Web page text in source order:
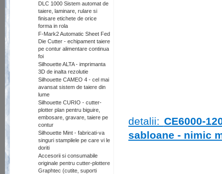
DLC 1000 Sistem automat de
taiere, laminare, rulare si
finisare etichete de orice
forma in rola
F-Mark2 Automatic Sheet Fed
Die Cutter - echipament taiere
pe contur alimentare continua
foi
Silhouette ALTA - imprimanta
3D de inalta rezolutie
Silhouette CAMEO 4 - cel mai
avansat sistem de taiere din
lume
Silhouette CURIO - cutter-
plotter plan pentru biguire,
embosare, gravare, taiere pe
contur
Silhouette Mint - fabricati-va
singuri stampilele pe care vi le
doriti
Accesorii si consumabile
originale pentru cutter-plottere
Graphtec (cutite, suporti
detalii: CE6000-
sabloane - nimic